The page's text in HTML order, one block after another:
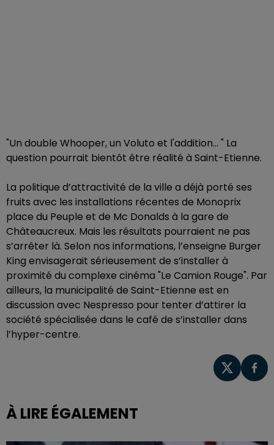
"Un double Whooper, un Voluto et l'addition... " La
question pourrait bientôt être réalité à Saint-Etienne.
La politique d’attractivité de la ville a déjà porté ses
fruits avec les installations récentes de Monoprix
place du Peuple et de Mc Donalds à la gare de
Châteaucreux. Mais les résultats pourraient ne pas
s’arrêter là. Selon nos informations, l’enseigne Burger
King envisagerait sérieusement de s’installer à
proximité du complexe cinéma "Le Camion Rouge". Par
ailleurs, la municipalité de Saint-Etienne est en
discussion avec Nespresso pour tenter d’attirer la
société spécialisée dans le café de s’installer dans
l’hyper-centre.
À LIRE ÉGALEMENT